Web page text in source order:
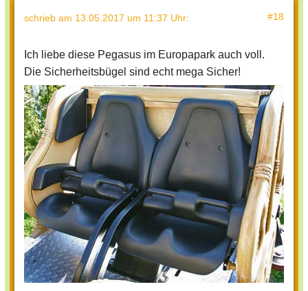
schrieb am 13.05.2017 um 11:37 Uhr: #18
Ich liebe diese Pegasus im Europapark auch voll.
Die Sicherheitsbügel sind echt mega Sicher!